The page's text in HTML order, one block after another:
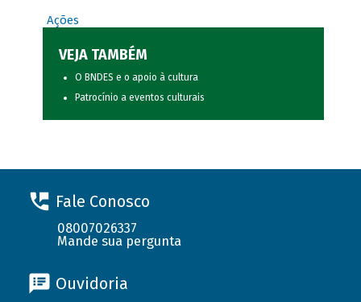
Ações
VEJA TAMBÉM
O BNDES e o apoio à cultura
Patrocínio a eventos culturais
Fale Conosco
08007026337
Mande sua pergunta
Ouvidoria